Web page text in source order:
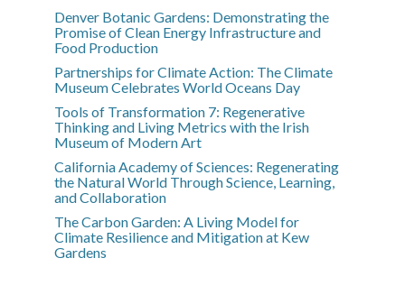
Denver Botanic Gardens: Demonstrating the
Promise of Clean Energy Infrastructure and
Food Production
Partnerships for Climate Action: The Climate
Museum Celebrates World Oceans Day
Tools of Transformation 7: Regenerative
Thinking and Living Metrics with the Irish
Museum of Modern Art
California Academy of Sciences: Regenerating
the Natural World Through Science, Learning,
and Collaboration
The Carbon Garden: A Living Model for
Climate Resilience and Mitigation at Kew
Gardens